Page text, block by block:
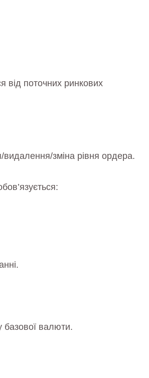
від поточних ринкових
видалення/зміна рівня ордера.
базової валюти.